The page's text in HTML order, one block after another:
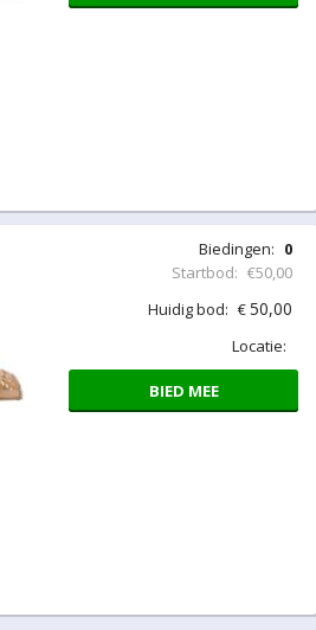
Biedingen: 0
Startbod: €50,00
Huidig bod: €50,00
Locatie:
BIED MEE